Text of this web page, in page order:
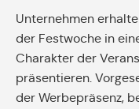
Unternehmen
der Festwoche in
Charakter der
präsentieren.
der Werbepräsenz,